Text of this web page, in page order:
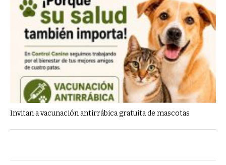
Invitan a vacunación antirrábica gratuita de mascotas